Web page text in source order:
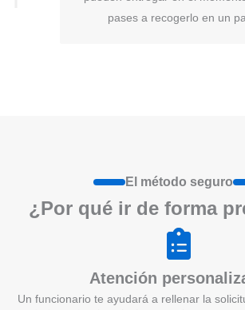
pases a recogerlo en un
El método seguro
¿Por qué ir de forma
Atención
Un funcionario te ayudará a rellenar la